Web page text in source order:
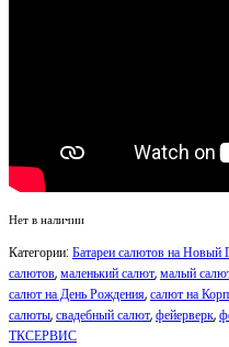
Нет в наличии
Категории: Батареи салютов на Новый
салютов,маленький салют,малый
салют на День Рождения,салют на
салюты,свадебный салют,фейерверк,
ТКСЕРВИС